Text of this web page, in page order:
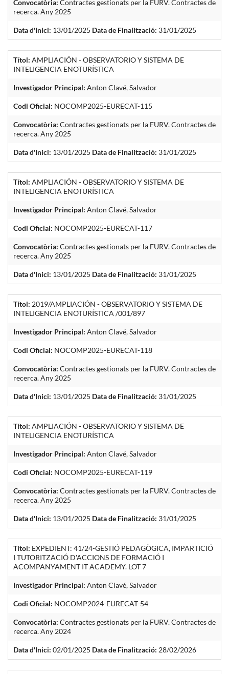
Convocatòria: Contractes gestionats per la FURV. Contractes de
recerca. Any 2025
Data d'Inici: 13/01/2025 Data de Finalització: 31/01/2025
Títol: AMPLIACIÓN - OBSERVATORIO Y SISTEMA DE
INTELIGENCIA ENOTURÍSTICA
Investigador Principal: Anton Clavé, Salvador
Codi Oficial: NOCOMP2025-EURECAT-115
Convocatòria: Contractes gestionats per la FURV. Contractes de
recerca. Any 2025
Data d'Inici: 13/01/2025 Data de Finalització: 31/01/2025
Títol: AMPLIACIÓN - OBSERVATORIO Y SISTEMA DE
INTELIGENCIA ENOTURÍSTICA
Investigador Principal: Anton Clavé, Salvador
Codi Oficial: NOCOMP2025-EURECAT-117
Convocatòria: Contractes gestionats per la FURV. Contractes de
recerca. Any 2025
Data d'Inici: 13/01/2025 Data de Finalització: 31/01/2025
Títol: 2019/AMPLIACIÓN - OBSERVATORIO Y SISTEMA DE
INTELIGENCIA ENOTURÍSTICA /001/897
Investigador Principal: Anton Clavé, Salvador
Codi Oficial: NOCOMP2025-EURECAT-118
Convocatòria: Contractes gestionats per la FURV. Contractes de
recerca. Any 2025
Data d'Inici: 13/01/2025 Data de Finalització: 31/01/2025
Títol: AMPLIACIÓN - OBSERVATORIO Y SISTEMA DE
INTELIGENCIA ENOTURÍSTICA
Investigador Principal: Anton Clavé, Salvador
Codi Oficial: NOCOMP2025-EURECAT-119
Convocatòria: Contractes gestionats per la FURV. Contractes de
recerca. Any 2025
Data d'Inici: 13/01/2025 Data de Finalització: 31/01/2025
Títol: EXPEDIENT: 41/24-GESTIÓ PEDAGÒGICA, IMPARTICIÓ
I TUTORITZACIÓ D'ACCIONS DE FORMACIÓ I
ACOMPANYAMENT IT ACADEMY. LOT 7
Investigador Principal: Anton Clavé, Salvador
Codi Oficial: NOCOMP2024-EURECAT-54
Convocatòria: Contractes gestionats per la FURV. Contractes de
recerca. Any 2024
Data d'Inici: 02/01/2025 Data de Finalització: 28/02/2026